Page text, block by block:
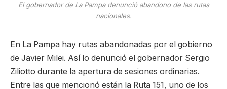
El gobernador de La Pampa denunció abandono de las rutas
nacionales.
En La Pampa hay rutas abandonadas por el gobierno
de Javier Milei. Así lo denunció el gobernador Sergio
Ziliotto durante la apertura de sesiones ordinarias.
Entre las que mencionó están la Ruta 151, uno de los